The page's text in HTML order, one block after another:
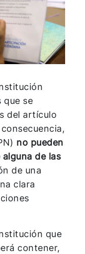
que se
del artículo
no pueden
de las
de una
clara
que
contener,